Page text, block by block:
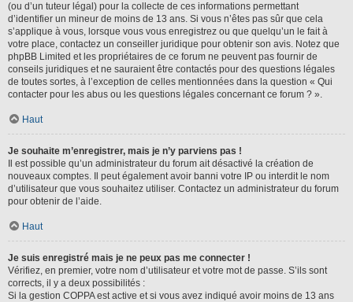
(ou d’un tuteur légal) pour la collecte de ces informations permettant
d’identifier un mineur de moins de 13 ans. Si vous n’êtes pas sûr que cela
s’applique à vous, lorsque vous vous enregistrez ou que quelqu’un le fait à
votre place, contactez un conseiller juridique pour obtenir son avis. Notez que
phpBB Limited et les propriétaires de ce forum ne peuvent pas fournir de
conseils juridiques et ne sauraient être contactés pour des questions légales
de toutes sortes, à l’exception de celles mentionnées dans la question « Qui
contacter pour les abus ou les questions légales concernant ce forum ? ».
Haut
Je souhaite m’enregistrer, mais je n’y parviens pas !
Il est possible qu’un administrateur du forum ait désactivé la création de
nouveaux comptes. Il peut également avoir banni votre IP ou interdit le nom
d’utilisateur que vous souhaitez utiliser. Contactez un administrateur du forum
pour obtenir de l’aide.
Haut
Je suis enregistré mais je ne peux pas me connecter !
Vérifiez, en premier, votre nom d’utilisateur et votre mot de passe. S’ils sont
corrects, il y a deux possibilités :
Si la gestion COPPA est active et si vous avez indiqué avoir moins de 13 ans